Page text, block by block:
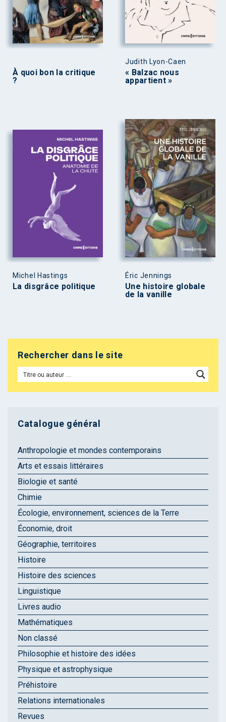
À quoi bon la critique
?
Judith Lyon-Caen
« Balzac nous
appartient »
Michel Hastings
La disgrâce politique
Éric Jennings
Une histoire globale
de la vanille
Rechercher dans le site
Catalogue général
Anthropologie et mondes contemporains
Arts et essais littéraires
Biologie et santé
Chimie
Écologie, environnement, sciences de la Terre
Économie, droit
Géographie, territoires
Histoire
Histoire des sciences
Linguistique
Livres audio
Mathématiques
Non classé
Philosophie et histoire des idées
Physique et astrophysique
Préhistoire
Relations internationales
Revues